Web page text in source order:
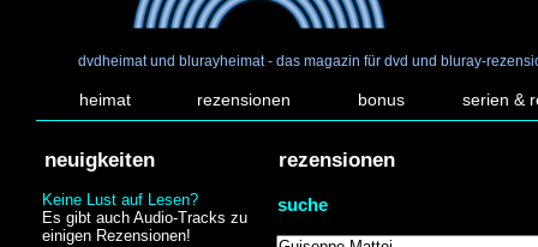
dvdheimat und blurayheimat - das magazin für dvd und bluray-
heimat rezensionen bonus serien &
neuigkeiten
Keine Lust auf Lesen?
Es gibt auch Audio-Tracks zu
einigen Rezensionen!
rezensionen
suche